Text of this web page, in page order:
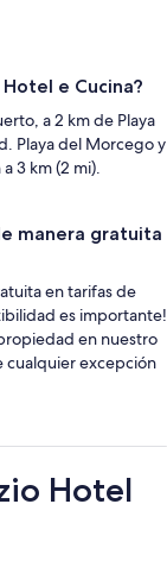
e Cucina?
a 2 km de Playa
Playa del Morcego y
3 km (2 mi).
manera gratuita
en tarifas de
es importante!
en nuestro
cualquier excepción
Hotel